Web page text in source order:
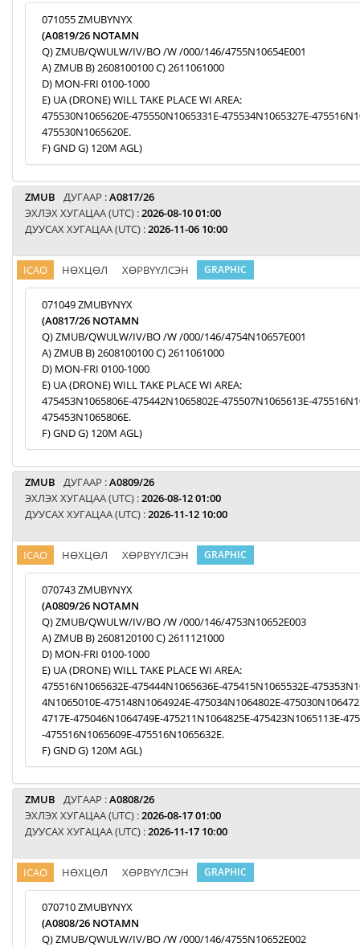
071055 ZMUBYNYX
(A0819/26 NOTAMN
Q) ZMUB/QWULW/IV/BO /W /000/146/4755N10654E001
A) ZMUB B) 2608100100 C) 2611061000
D) MON-FRI 0100-1000
E) UA (DRONE) WILL TAKE PLACE WI AREA:
475530N1065620E-475550N1065331E-475534N1065327E-
475530N1065620E.
F) GND G) 120M AGL)
ZMUB ДУГААР :A0817/26
ЭХЛЭХ ХУГАЦАА (UTC) :2026-08-10 01:00
ДУУСАХ ХУГАЦАА (UTC) :2026-11-06 10:00
ICAO НӨХЦӨЛ ХӨРВҮҮЛСЭН GRAPHIC
071049 ZMUBYNYX
(A0817/26 NOTAMN
Q) ZMUB/QWULW/IV/BO /W /000/146/4754N10657E001
A) ZMUB B) 2608100100 C) 2611061000
D) MON-FRI 0100-1000
E) UA (DRONE) WILL TAKE PLACE WI AREA:
475453N1065806E-475442N1065802E-475507N1065613E-
475453N1065806E.
F) GND G) 120M AGL)
ZMUB ДУГААР :A0809/26
ЭХЛЭХ ХУГАЦАА (UTC) :2026-08-12 01:00
ДУУСАХ ХУГАЦАА (UTC) :2026-11-12 10:00
ICAO НӨХЦӨЛ ХӨРВҮҮЛСЭН GRAPHIC
070743 ZMUBYNYX
(A0809/26 NOTAMN
Q) ZMUB/QWULW/IV/BO /W /000/146/4753N10652E003
A) ZMUB B) 2608120100 C) 2611121000
D) MON-FRI 0100-1000
E) UA (DRONE) WILL TAKE PLACE WI AREA:
475516N1065632E-475444N1065636E-475415N1065532E-
4N1065010E-475148N1064924E-475034N1064802E-
4717E-475046N1064749E-475211N1064825E-475423N1065113E-
-475516N1065609E-475516N1065632E.
F) GND G) 120M AGL)
ZMUB ДУГААР :A0808/26
ЭХЛЭХ ХУГАЦАА (UTC) :2026-08-17 01:00
ДУУСАХ ХУГАЦАА (UTC) :2026-11-17 10:00
ICAO НӨХЦӨЛ ХӨРВҮҮЛСЭН GRAPHIC
070710 ZMUBYNYX
(A0808/26 NOTAMN
Q) ZMUB/QWULW/IV/BO /W /000/146/4755N10652E002